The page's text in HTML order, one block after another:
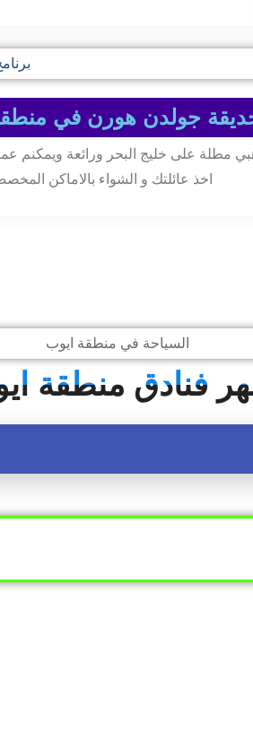
جولدن هورن في
مطلة على خليج البحر ورائعة
اخذ عائلتك و الشواء بالاماكن
فنادق منطقة